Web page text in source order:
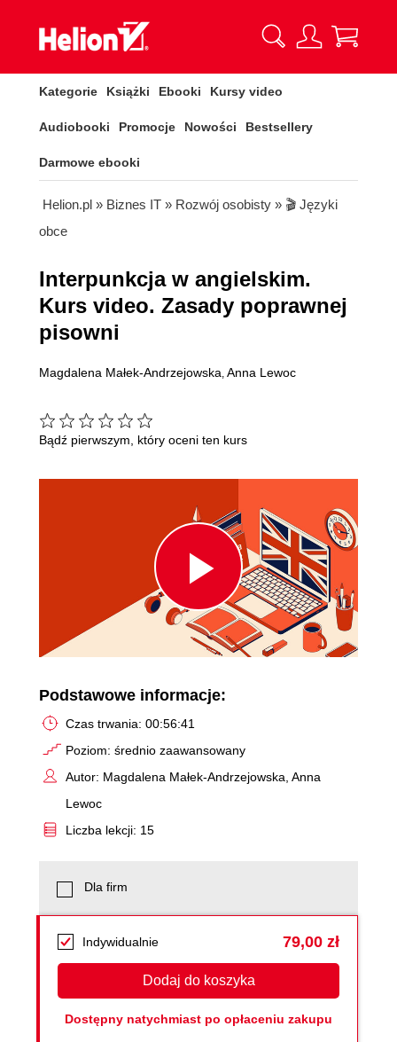
Kategorie Książki Ebooki Kursy video
Audiobooki Promocje Nowości Bestsellery
Darmowe ebooki
Helion.pl » Biznes IT » Rozwój osobisty » 🎬 Języki
obce
Interpunkcja w angielskim.
Kurs video. Zasady poprawnej
pisowni
Magdalena Małek-Andrzejowska, Anna Lewoc
Bądź pierwszym, który oceni ten kurs
Play
Video
Podstawowe informacje:
Czas trwania: 00:56:41
Poziom: średnio zaawansowany
Autor: Magdalena Małek-Andrzejowska, Anna
Lewoc
Liczba lekcji: 15
Dla firm
Indywidualnie 79,00 zł
Dodaj do koszyka
Dostępny natychmiast po opłaceniu zakupu